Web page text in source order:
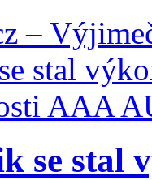
se stal